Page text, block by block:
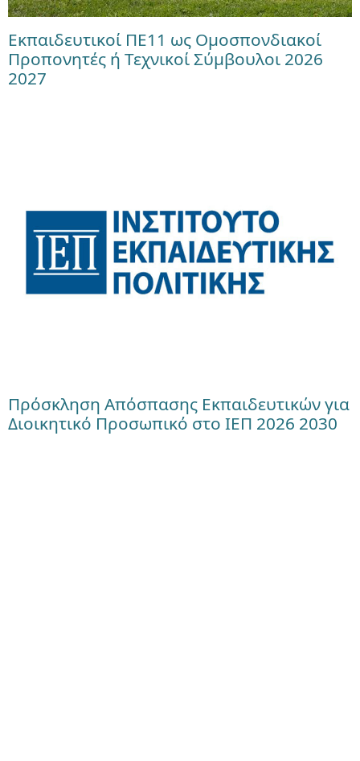
Εκπαιδευτικοί ΠΕ11 ως Ομοσπονδιακοί
Προπονητές ή Τεχνικοί Σύμβουλοι 2026
2027
Πρόσκληση Απόσπασης Εκπαιδευτικών για
Διοικητικό Προσωπικό στο ΙΕΠ 2026 2030